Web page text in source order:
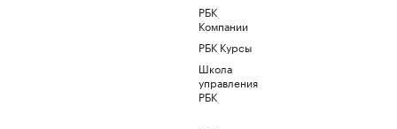
РБК
Компании
РБК Курсы
Школа
управления
РБК